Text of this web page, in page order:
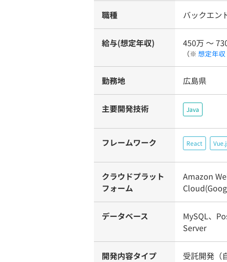
職種 バックエン
給与(想定年収) 450万 〜
（※ 想定年収
勤務地 広島県
主要開発技術 Java
フレームワーク React
クラウドプラット
フォーム
Amazon
データベース
MySQL、
Server
開発内容タイプ 受託開発（